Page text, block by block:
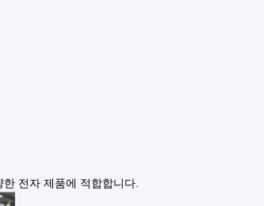
전자 제품에 적합합니다.